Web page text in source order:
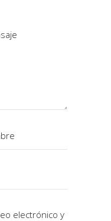
electrónico y